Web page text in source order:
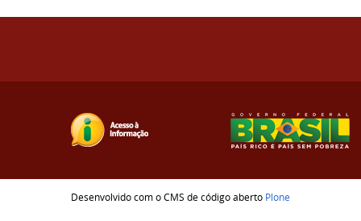
Desenvolvido com o CMS de código aberto Plone